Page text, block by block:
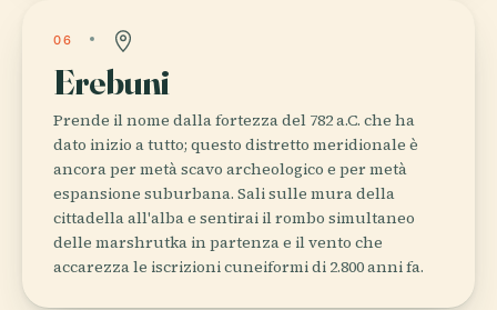
06
Erebuni
Prende il nome dalla fortezza del 782 a.C. che ha
dato inizio a tutto; questo distretto meridionale è
ancora per metà scavo archeologico e per metà
espansione suburbana. Sali sulle mura della
cittadella all'alba e sentirai il rombo simultaneo
delle marshrutka in partenza e il vento che
accarezza le iscrizioni cuneiformi di 2.800 anni fa.